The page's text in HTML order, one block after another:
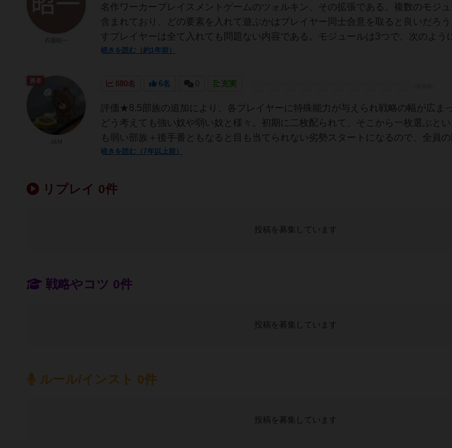
名作ワーカープレイスメントゲームのツォルキン、その拡張である。複数のモジ
含まれており、どの要素を入れて遊ぶかはプレイヤー同士合意を取ると良いだろ
すプレイヤーは全て入れても問題ない内容である。モジュールは3つで、次のよう
続きを読む（約1年前）
880名 6名 0 充実
評価★8.5部族の追加により、各プレイヤーに特殊能力が与えられ戦略の幅が広ま
どう考えても強い奴や弱い奴と様々。初期に二枚配られて、そこから一枚選ぶと
も弱い部族＋後手番ともなると目も当てられない劣勢スタートになるので、全員の
続きを読む（7年以上前）
勇者
リプレイ 0件
投稿を募集しています
戦略やコツ 0件
投稿を募集しています
ルール/インスト 0件
投稿を募集しています